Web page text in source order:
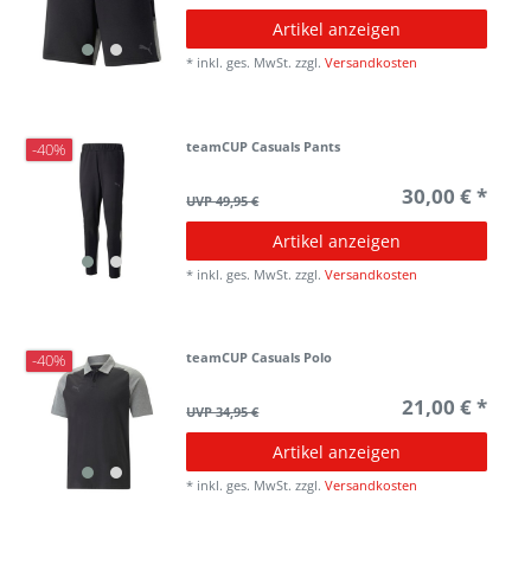
Artikel anzeigen
* inkl. ges. MwSt. zzgl.Versandkosten
-40% teamCUP Casuals Pants
UVP 49,95 € 30,00 € *
Artikel anzeigen
* inkl. ges. MwSt. zzgl.Versandkosten
-40% teamCUP Casuals Polo
UVP 34,95 € 21,00 € *
Artikel anzeigen
* inkl. ges. MwSt. zzgl.Versandkosten